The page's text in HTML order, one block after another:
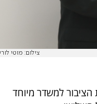
צילום: מוטי
למשדר מיוחד